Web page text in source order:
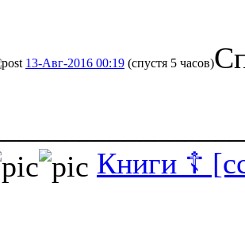
13-Авг-2016 00:19 (спустя 5 часов)
Книги ☦